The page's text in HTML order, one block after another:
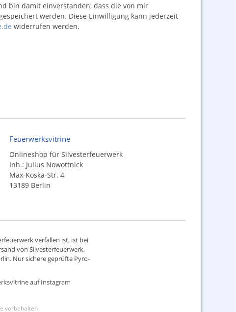
bin damit einverstanden, dass die von mir
werden. Diese Einwilligung kann jederzeit
widerrufen werden.
Feuerwerksvitrine
Onlineshop für Silvesterfeuerwerk
Inh.: Julius Nowottnick
Max-Koska-Str. 4
13189 Berlin
verfallen ist, ist bei
von Silvesterfeuerwerk,
Nur sichere geprüfte Pyro-
auf Instagram
vorbehalten